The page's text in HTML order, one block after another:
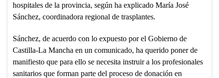
hospitales de la provincia, según ha explicado María José
Sánchez, coordinadora regional de trasplantes.
Sánchez, de acuerdo con lo expuesto por el Gobierno de
Castilla-La Mancha en un comunicado, ha querido poner de
manifiesto que para ello se necesita instruir a los profesionales
sanitarios que forman parte del proceso de donación en